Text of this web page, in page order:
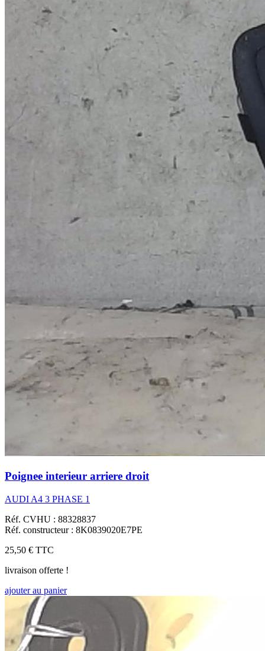
Poignee interieur arriere droit
AUDI A4 3 PHASE 1
Réf. CVHU : 88328837
Réf. constructeur : 8K0839020E7PE
25,50 € TTC
livraison offerte !
ajouter au panier